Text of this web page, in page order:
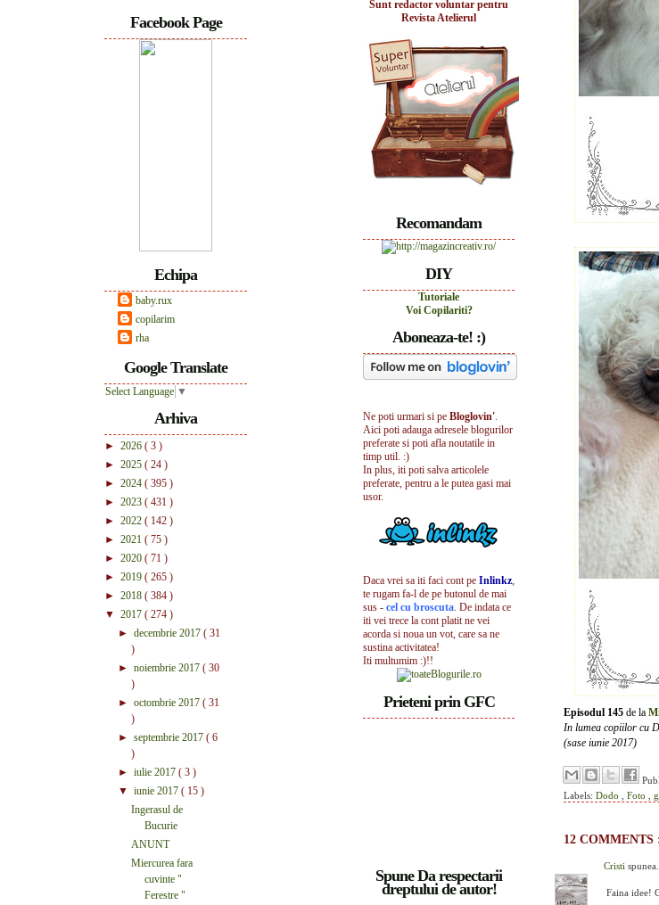
Episodul 145 de la
In lumea copiilor cu
(sase iunie 2017)
Labels: Dodo Foto
12 COMMENTS
Cristi
Faina idee!
Sunt redactor voluntar pentru
Revista Atelierul
Recomandam
DIY
Tutoriale
Voi Copilariti?
Aboneaza-te! :)
Ne poti urmari si pe Bloglovin'.
Aici poti adauga adresele blogurilor
preferate si poti afla noutatile in
timp util. :)
In plus, iti poti salva articolele
preferate, pentru a le putea gasi mai
usor.
Daca vrei sa iti faci cont pe Inlinkz,
te rugam fa-l de pe butonul de mai
sus - cel cu broscuta. De indata ce
iti vei trece la cont platit ne vei
acorda si noua un vot, care sa ne
sustina activitatea!
Iti multumim :)!!
Prieteni prin GFC
Spune Da respectarii
dreptului de autor!
Facebook Page
Echipa
baby.rux
copilarim
rha
Google Translate
Select Language ▼
Arhiva
► 2026 ( 3 )
► 2025 ( 24 )
► 2024 ( 395 )
► 2023 ( 431 )
► 2022 ( 142 )
► 2021 ( 75 )
► 2020 ( 71 )
► 2019 ( 265 )
► 2018 ( 384 )
▼ 2017 ( 274 )
► decembrie 2017 ( 31
)
► noiembrie 2017 ( 30
)
► octombrie 2017 ( 31
)
► septembrie 2017 ( 6
)
► iulie 2017 ( 3 )
▼ iunie 2017 ( 15 )
Ingerasul de
Bucurie
ANUNT
Miercurea fara
cuvinte "
Ferestre "